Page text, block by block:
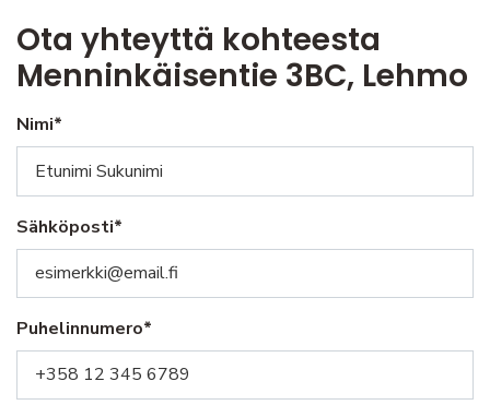
Ota yhteyttä kohteesta
Menninkäisentie 3BC, Lehmo
Nimi*
Sähköposti*
Puhelinnumero*